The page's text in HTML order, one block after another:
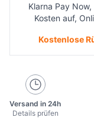
Klarna Pay
Kosten auf,
Kostenlose
Versand in 24h
Details prüfen